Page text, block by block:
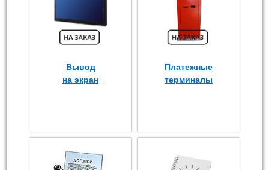
Вывод
на экран
Платежные
терминалы